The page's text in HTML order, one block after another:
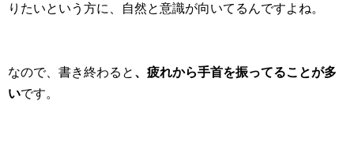
りたいという方に、自然と意識が向いてるんですよね。
なので、書き終わると 、疲れから手首を振ってることが多
いです。